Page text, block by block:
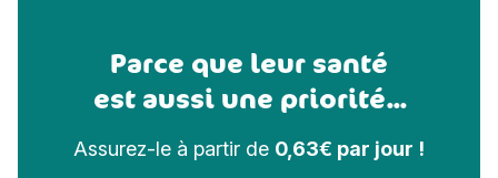
Parce que leur santé
est aussi une priorité...
Assurez-le à partir de 0,63€ par jour !